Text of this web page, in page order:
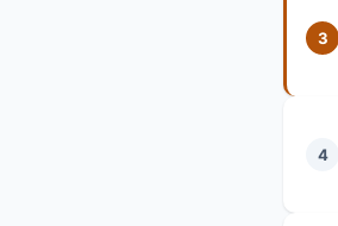
3
4